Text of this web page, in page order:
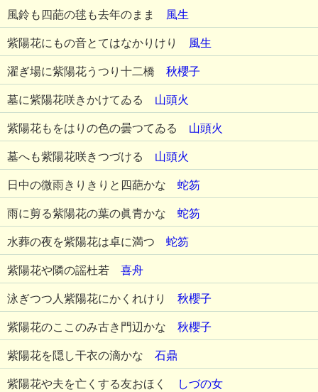
風鈴も四葩の毬も去年のまま 風生
紫陽花にもの音とてはなかりけり 風生
濯ぎ場に紫陽花うつり十二橋 秋櫻子
墓に紫陽花咲きかけてゐる 山頭火
紫陽花もをはりの色の曇つてゐる 山頭火
墓へも紫陽花咲きつづける 山頭火
日中の微雨きりきりと四葩かな 蛇笏
雨に剪る紫陽花の葉の眞青かな 蛇笏
水葬の夜を紫陽花は卓に満つ 蛇笏
紫陽花や隣の謡杜若 喜舟
泳ぎつつ人紫陽花にかくれけり 秋櫻子
紫陽花のここのみ古き門辺かな 秋櫻子
紫陽花を隠し干衣の滴かな 石鼎
紫陽花や夫を亡くする友おほく しづの女